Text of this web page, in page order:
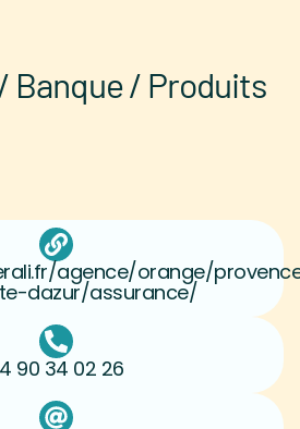
Banque / Produits
agence/orange/
dazur/assurance/
90 34 02 26